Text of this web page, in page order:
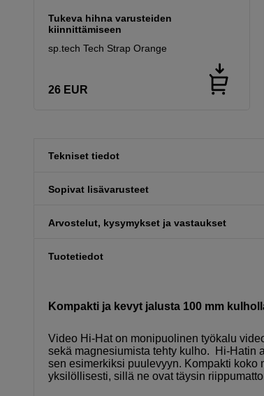
Tukeva hihna varusteiden
kiinnittämiseen
sp.tech Tech Strap Orange
26 EUR
Tekniset tiedot
Sopivat lisävarusteet
Arvostelut, kysymykset ja vastaukset
Tuotetiedot
Kompakti ja kevyt jalusta 100 mm
Video Hi-Hat on monipuolinen työkalu
sekä magnesiumista tehty kulho. Hi-Hatin
sen esimerkiksi puulevyyn. Kompakti
yksilöllisesti, sillä ne ovat täysin